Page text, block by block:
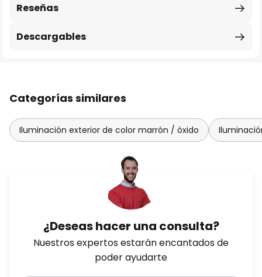
Reseñas
Descargables
Categorías similares
Iluminación exterior de color marrón / óxido
¿Deseas hacer una consulta?
Nuestros expertos estarán encantados de
poder ayudarte